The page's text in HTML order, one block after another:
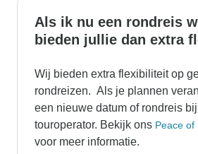
Als ik nu een rondreis
bieden jullie dan extra
Wij bieden extra flexibiliteit op
rondreizen. Als je plannen
een nieuwe datum of rondreis
touroperator. Bekijk ons Peace of
voor meer informatie.